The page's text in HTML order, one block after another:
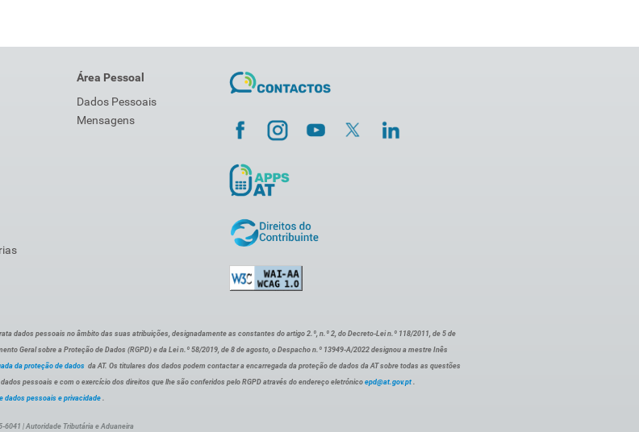
Área Pessoal
Dados Pessoais
Mensagens
dados pessoais no âmbito das suas atribuições, designadamente as constantes do artigo 2.º, n.º 2, do Decreto-Lei n.º 118/2011, de 5 de
Geral sobre a Proteção de Dados (RGPD) e da Lei n.º 58/2019, de 8 de agosto, o Despacho n.º 13949-A/2022 designou a mestre Inês
da proteção de dados da AT. Os titulares dos dados podem contactar a encarregada da proteção de dados da AT sobre todas as questões
pessoais e com o exercício dos direitos que lhe são conferidos pelo RGPD através do endereço eletrónico epd@at.gov.pt .
dados pessoais e privacidade.
| Autoridade Tributária e Aduaneira